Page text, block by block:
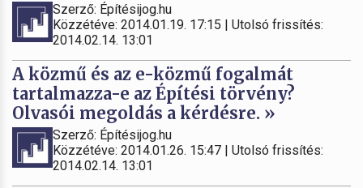
Szerző: Építésijog.hu
Közzétéve: 2014.01.19. 17:15 | Utolsó frissítés:
2014.02.14. 13:01
A közmű és az e-közmű fogalmát
tartalmazza-e az Építési törvény?
Olvasói megoldás a kérdésre. »
Szerző: Építésijog.hu
Közzétéve: 2014.01.26. 15:47 | Utolsó frissítés:
2014.02.14. 13:01